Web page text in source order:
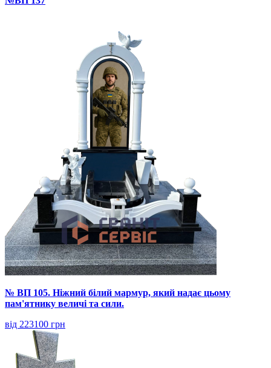
№ ВП 105. Ніжний білий мармур, який надає цьому
пам'ятнику величі та сили.
від 223100 грн